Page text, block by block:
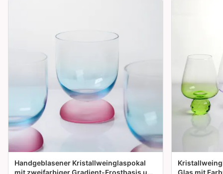
Handgeblasener Kristallweinglaspokal
mit zweifarbiger Gradient-Frostbasis und
Glas mit